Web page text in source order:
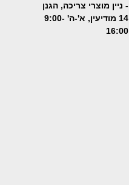
- ניין מוצרי צריכה, הגנן
14 מודיעין, א'-ה' 9:00-
16:00